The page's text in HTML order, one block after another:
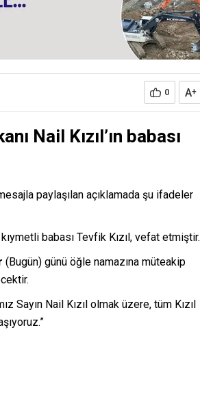
0 A+
Nail Kızıl’ın babası
paylaşılan açıklamada şu ifadeler
babası Tevfik Kızıl, vefat etmiştir.
(Bugün) günü öğle namazına müteakip
Sayın Nail Kızıl olmak üzere, tüm Kızıl